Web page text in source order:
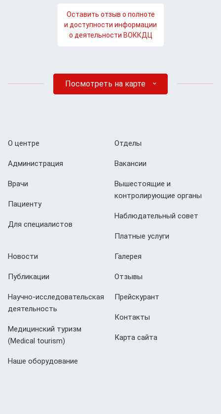
Оставить отзыв о полноте
и доступности информации
о деятельности ВОККДЦ
Посмотреть на карте
О центре
Администрация
Врачи
Пациенту
Для специалистов
Отделы
Вакансии
Вышестоящие и
контролирующие органы
Наблюдательный совет
Платные услуги
Новости
Публикации
Научно-исследовательская
деятельность
Медицинский туризм
(Мedical tourism)
Наше оборудование
Галерея
Отзывы
Прейскурант
Контакты
Карта сайта